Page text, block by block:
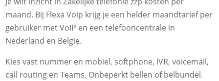
maand. Bij Flexa Voip krijg je een helder maandtarief per
gebruiker met VoIP en een telefooncentrale in
Nederland en Belgie.
Kies vast nummer en mobiel, softphone, IVR, voicemail,
call routing en Teams. Onbeperkt bellen of belbundel.